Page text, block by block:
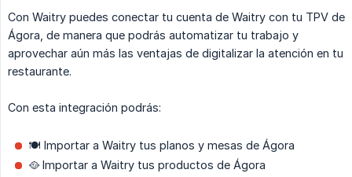
Con Waitry puedes conectar tu cuenta de Waitry con tu TPV de
Ágora, de manera que podrás automatizar tu trabajo y
aprovechar aún más las ventajas de digitalizar la atención en tu
restaurante.
Con esta integración podrás:
🍽 Importar a Waitry tus planos y mesas de Ágora
🥘 Importar a Waitry tus productos de Ágora